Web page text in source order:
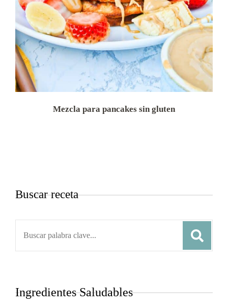
Mezcla para pancakes sin gluten
Buscar receta
for:
Ingredientes Saludables